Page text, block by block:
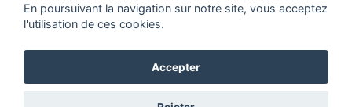
Ruedesvacances
2026 ©Actidir - Annuaire gratuit de sites web de qualité
En poursuivant la navigation sur notre site, vous acceptez
l'utilisation de ces cookies.
Accepter